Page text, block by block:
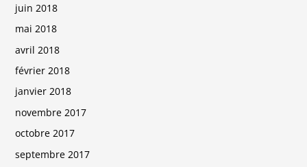
juin 2018
mai 2018
avril 2018
février 2018
janvier 2018
novembre 2017
octobre 2017
septembre 2017